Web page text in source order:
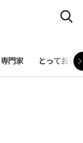
専門家 とっておき